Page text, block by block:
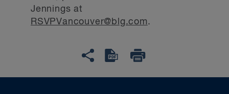
Jennings at
RSVPVancouver@blg.com.